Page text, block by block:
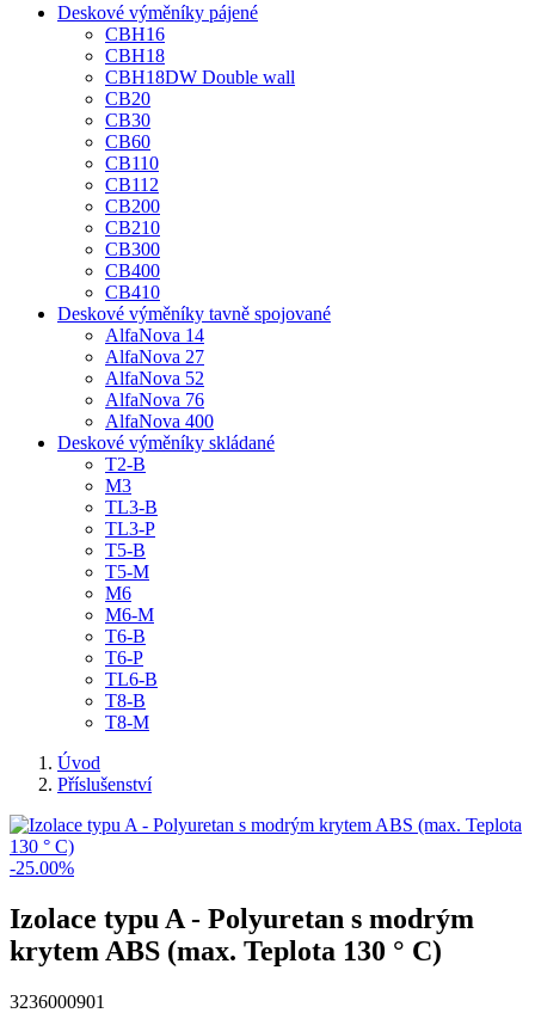
Deskové výměníky pájené
CBH16
CBH18
CBH18DW Double wall
CB20
CB30
CB60
CB110
CB112
CB200
CB210
CB300
CB400
CB410
Deskové výměníky tavně spojované
AlfaNova 14
AlfaNova 27
AlfaNova 52
AlfaNova 76
AlfaNova 400
Deskové výměníky skládané
T2-B
M3
TL3-B
TL3-P
T5-B
T5-M
M6
M6-M
T6-B
T6-P
TL6-B
T8-B
T8-M
Úvod
Příslušenství
-25.00%
Izolace typu A - Polyuretan s modrým
krytem ABS (max. Teplota 130 ° C)
3236000901